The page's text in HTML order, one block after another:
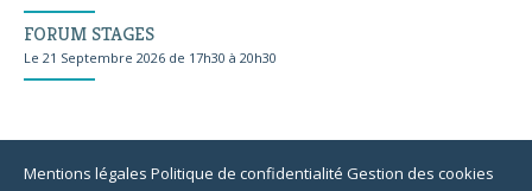
FORUM STAGES
Le 21 Septembre 2026 de 17h30 à 20h30
Mentions légales Politique de confidentialité Gestion des cookies